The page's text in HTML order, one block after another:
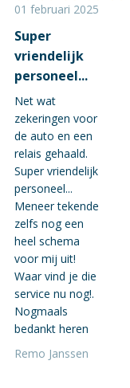
01 februari 2025
Super
vriendelijk
personeel...
Net wat
zekeringen voor
de auto en een
relais gehaald.
Super vriendelijk
personeel...
Meneer tekende
zelfs nog een
heel schema
voor mij uit!
Waar vind je die
service nu nog!.
Nogmaals
bedankt heren
Remo Janssen